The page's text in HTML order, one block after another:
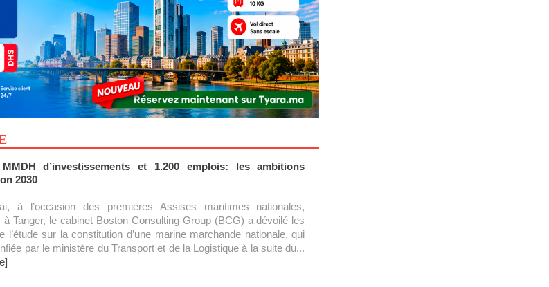
d’investissements et 1.200 emplois: les ambitions
2030
à l’occasion des premières Assises maritimes nationales,
à Tanger, le cabinet Boston Consulting Group (BCG) a dévoilé les
l’étude sur la constitution d’une marine marchande nationale, qui
par le ministère du Transport et de la Logistique à la suite du...